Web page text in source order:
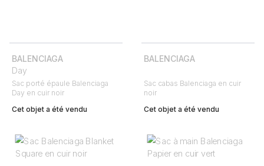
BALENCIAGA
Day
Sac porté épaule Balenciaga
Day en cuir noir
Cet objet a été vendu
BALENCIAGA
Sac cabas Balenciaga en cuir
noir
Cet objet a été vendu